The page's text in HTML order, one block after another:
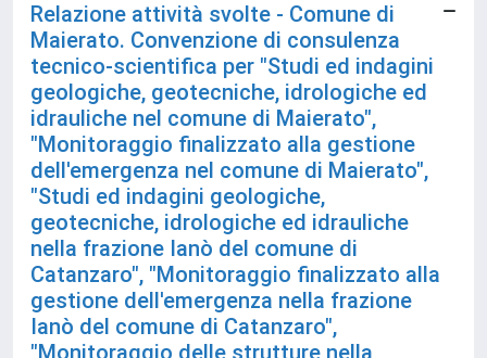
Relazione attività svolte - Comune di
Maierato. Convenzione di consulenza
tecnico-scientifica per "Studi ed indagini
geologiche, geotecniche, idrologiche ed
idrauliche nel comune di Maierato",
"Monitoraggio finalizzato alla gestione
dell'emergenza nel comune di Maierato",
"Studi ed indagini geologiche,
geotecniche, idrologiche ed idrauliche
nella frazione Ianò del comune di
Catanzaro", "Monitoraggio finalizzato alla
gestione dell'emergenza nella frazione
Ianò del comune di Catanzaro",